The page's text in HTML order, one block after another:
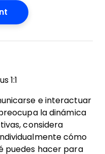
1:1
e interactuar
la dinámica
considera
cómo
puedes hacer para